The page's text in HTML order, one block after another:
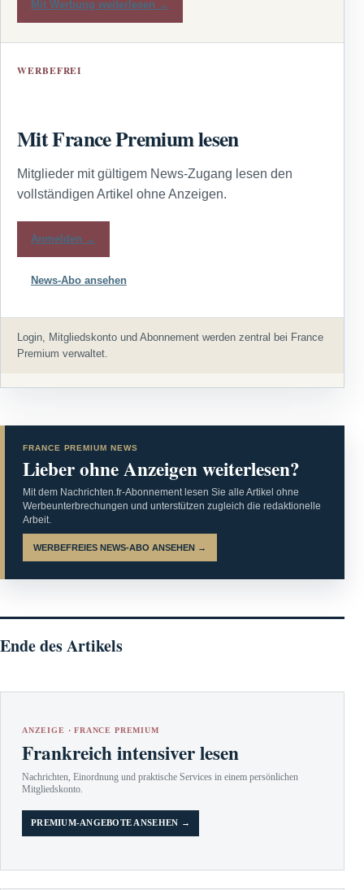
Mit Werbung weiterlesen →
WERBEFREI
Mit France Premium lesen
Mitglieder mit gültigem News-Zugang lesen den
vollständigen Artikel ohne Anzeigen.
Anmelden →
News-Abo ansehen
Login, Mitgliedskonto und Abonnement werden zentral bei France
Premium verwaltet.
FRANCE PREMIUM NEWS
Lieber ohne Anzeigen weiterlesen?
Mit dem Nachrichten.fr-Abonnement lesen Sie alle Artikel ohne
Werbeunterbrechungen und unterstützen zugleich die redaktionelle
Arbeit.
WERBEFREIES NEWS-ABO ANSEHEN →
Ende des Artikels
ANZEIGE · FRANCE PREMIUM
Frankreich intensiver lesen
Nachrichten, Einordnung und praktische Services in einem persönlichen
Mitgliedskonto.
PREMIUM-ANGEBOTE ANSEHEN →